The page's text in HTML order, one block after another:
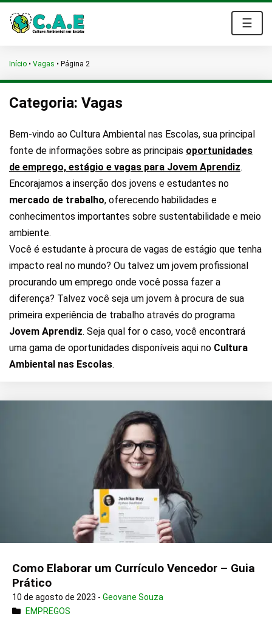
☰
Início • Vagas • Página 2
Categoria: Vagas
Bem-vindo ao Cultura Ambiental nas Escolas, sua principal
fonte de informações sobre as principais oportunidades
de emprego, estágio e vagas para Jovem Aprendiz.
Encorajamos a inserção dos jovens e estudantes no
mercado de trabalho, oferecendo habilidades e
conhecimentos importantes sobre sustentabilidade e meio
ambiente.
Você é estudante à procura de vagas de estágio que tenha
impacto real no mundo? Ou talvez um jovem profissional
procurando um emprego onde você possa fazer a
diferença? Talvez você seja um jovem à procura de sua
primeira experiência de trabalho através do programa
Jovem Aprendiz. Seja qual for o caso, você encontrará
uma gama de oportunidades disponíveis aqui no Cultura
Ambiental nas Escolas.
Como Elaborar um Currículo Vencedor – Guia
Prático
10 de agosto de 2023 - Geovane Souza
EMPREGOS